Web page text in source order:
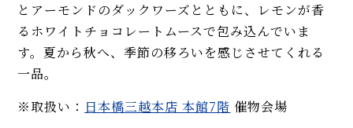
とアーモンドのダックワーズとともに、レモンが香
るホワイトチョコレートムースで包み込んでいま
す。夏から秋へ、季節の移ろいを感じさせてくれる
一品。
※取扱い： 日本橋三越本店 本館7階 催物会場